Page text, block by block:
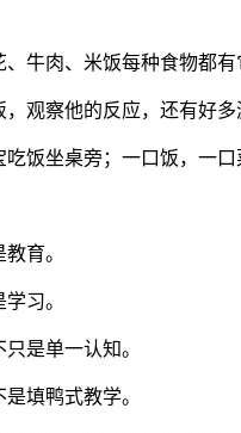
、牛肉、米饭每种食物都
观察他的反应，还有好多
饭坐桌旁；一口饭，一口
育。
习。
是单一认知。
填鸭式教学。